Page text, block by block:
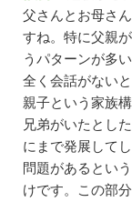
父さんとお母さ
すね。特に父親
うパターンが多
全く会話がない
親子という家族
兄弟がいたとし
にまで発展して
問題があるとい
けです。この部